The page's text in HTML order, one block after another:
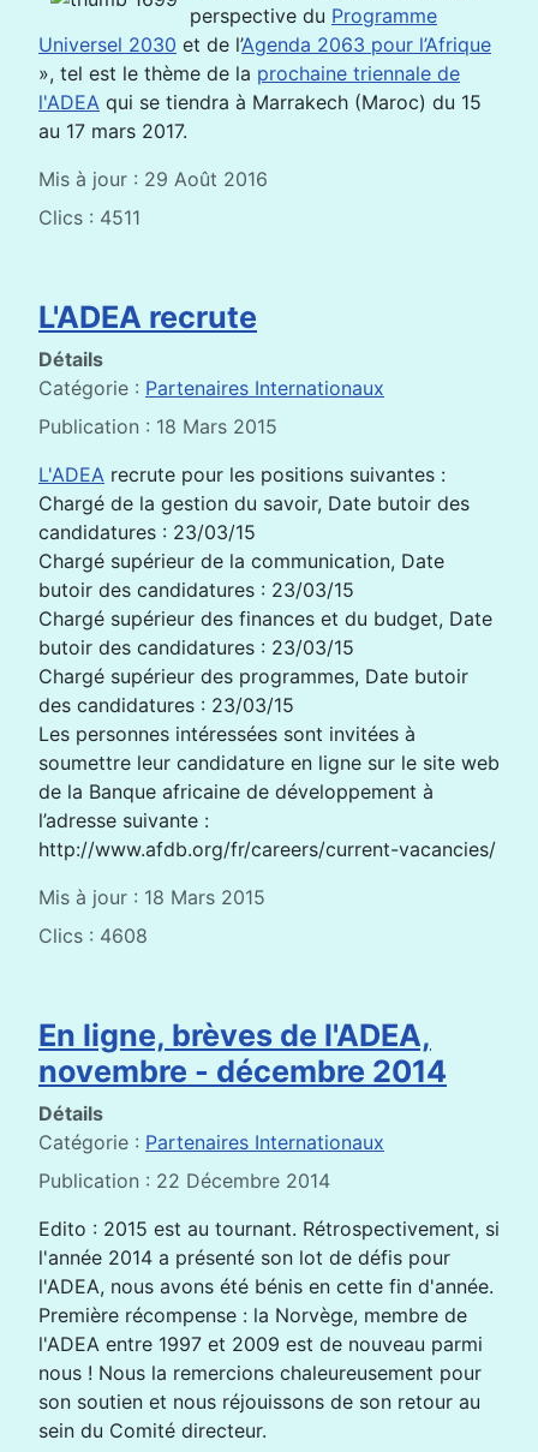
perspective du Programme
Universel 2030 et de l’Agenda 2063 pour l’Afrique
», tel est le thème de la prochaine triennale de
l'ADEA qui se tiendra à Marrakech (Maroc) du 15
au 17 mars 2017.
Mis à jour : 29 Août 2016
Clics : 4511
L'ADEA recrute
Détails
Catégorie : Partenaires Internationaux
Publication : 18 Mars 2015
L'ADEA recrute pour les positions suivantes :
Chargé de la gestion du savoir, Date butoir des
candidatures : 23/03/15
Chargé supérieur de la communication, Date
butoir des candidatures : 23/03/15
Chargé supérieur des finances et du budget, Date
butoir des candidatures : 23/03/15
Chargé supérieur des programmes, Date butoir
des candidatures : 23/03/15
Les personnes intéressées sont invitées à
soumettre leur candidature en ligne sur le site web
de la Banque africaine de développement à
l’adresse suivante :
http://www.afdb.org/fr/careers/current-vacancies/
Mis à jour : 18 Mars 2015
Clics : 4608
En ligne, brèves de l'ADEA,
novembre - décembre 2014
Détails
Catégorie : Partenaires Internationaux
Publication : 22 Décembre 2014
Edito : 2015 est au tournant. Rétrospectivement, si
l'année 2014 a présenté son lot de défis pour
l'ADEA, nous avons été bénis en cette fin d'année.
Première récompense : la Norvège, membre de
l'ADEA entre 1997 et 2009 est de nouveau parmi
nous ! Nous la remercions chaleureusement pour
son soutien et nous réjouissons de son retour au
sein du Comité directeur.